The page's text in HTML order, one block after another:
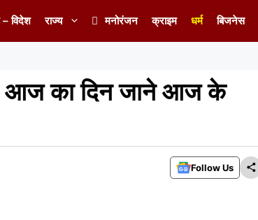
विदेश राज्य मनोरंजन क्राइम धर्म बिजनेस
आज का दिन जाने आज के
Follow Us